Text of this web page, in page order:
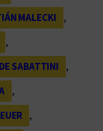
MALECKI
,
,
SABATTINI
,
,
,